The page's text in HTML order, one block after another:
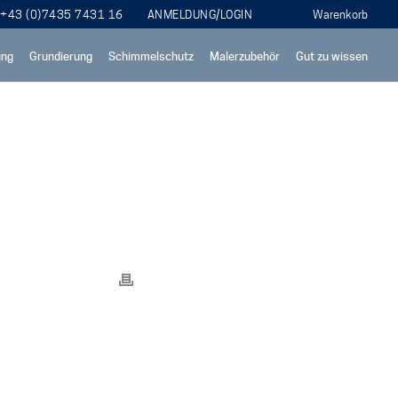
ANMELDUNG/LOGIN
+43 (0)7435 7431 16
Grundierung Schimmelschutz Malerzubehör Gut zu wissen